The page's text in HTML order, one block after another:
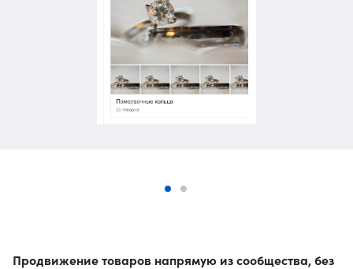
Продвижение товаров напрямую из сообщества, без